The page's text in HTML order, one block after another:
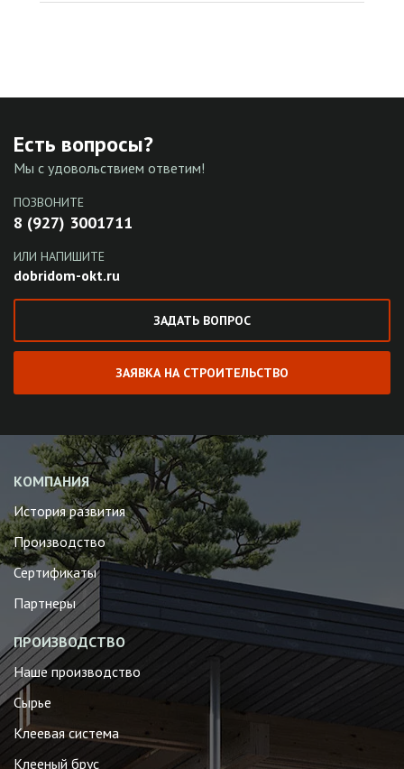
Есть вопросы?
Мы с удовольствием ответим!
ПОЗВОНИТЕ
8 (927) 3001711
ИЛИ НАПИШИТЕ
dobridom-okt.ru
ЗАДАТЬ ВОПРОС
ЗАЯВКА НА СТРОИТЕЛЬСТВО
КОМПАНИЯ
История развития
Производство
Сертификаты
Партнеры
ПРОИЗВОДСТВО
Наше производство
Сырье
Клеевая система
Клееный брус